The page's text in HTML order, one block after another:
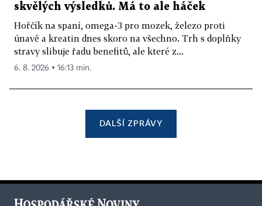
skvělých výsledků. Má to ale háček
Hořčík na spaní, omega-3 pro mozek, železo proti
únavě a kreatin dnes skoro na všechno. Trh s doplňky
stravy slibuje řadu benefitů, ale které z...
6. 8. 2026 ▪ 16:13 min.
DALŠÍ ZPRÁVY